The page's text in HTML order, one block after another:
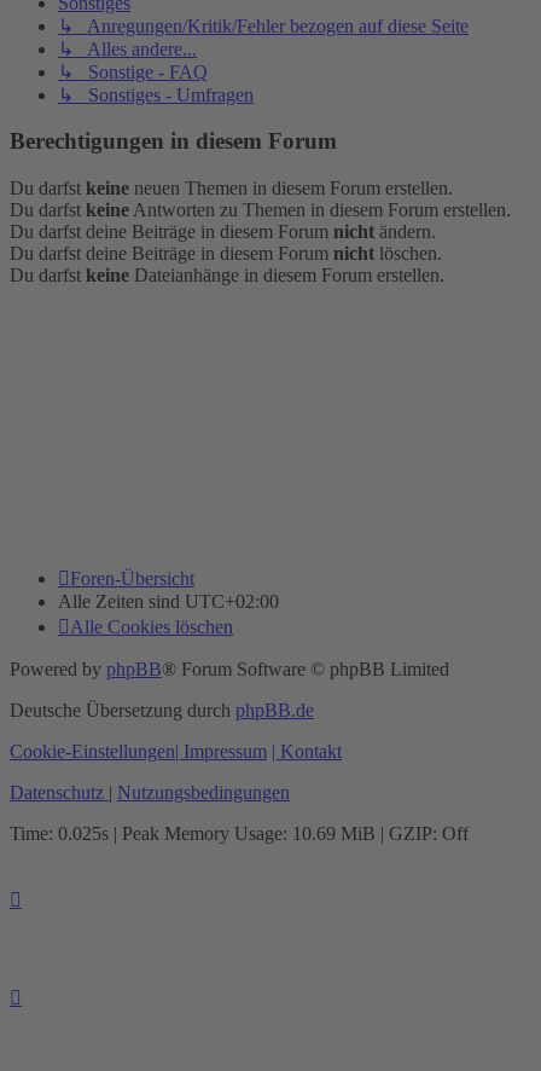
↳ Anregungen/Kritik/Fehler bezogen auf diese Seite
↳ Alles andere...
↳ Sonstige - FAQ
↳ Sonstiges - Umfragen
Berechtigungen in diesem Forum
Du darfst keine neuen Themen in diesem Forum erstellen.
Du darfst keine Antworten zu Themen in diesem Forum erstellen.
Du darfst deine Beiträge in diesem Forum nicht ändern.
Du darfst deine Beiträge in diesem Forum nicht löschen.
Du darfst keine Dateianhänge in diesem Forum erstellen.
Foren-Übersicht
Alle Zeiten sind UTC+02:00
Alle Cookies löschen
Powered by phpBB® Forum Software © phpBB Limited
Deutsche Übersetzung durch phpBB.de
Cookie-Einstellungen| Impressum | Kontakt
Datenschutz | Nutzungsbedingungen
Time: 0.025s | Peak Memory Usage: 10.69 MiB | GZIP: Off